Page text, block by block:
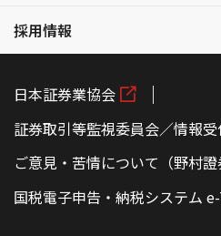
採用情報
日本証券業協会
証券取引等監視委員会／情報
ご意見・苦情について（野村證
国税電子申告・納税システム